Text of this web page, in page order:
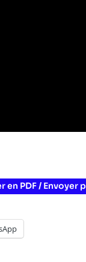
PDF / Envoyer